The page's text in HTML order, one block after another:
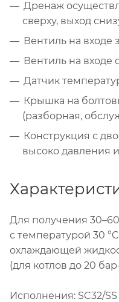
Дренаж
сверху, выход
Вентиль на
Вентиль на
Датчик
Крышка на
(разборная,
Конструкция с
высоко давления
Для получения
с температурой 30
охлаждающей
(для котлов до 20
Исполнения: SC32/